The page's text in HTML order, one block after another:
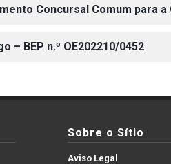
Concursal Comum para
– BEP n.º OE202210/0452
Sobre o Sítio
Aviso Legal